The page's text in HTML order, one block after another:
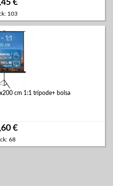
€
103
cm 1:1 trípode+ bolsa
€
68